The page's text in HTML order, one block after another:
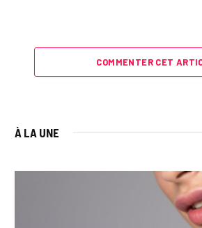
COMMENTER CET
À LA UNE